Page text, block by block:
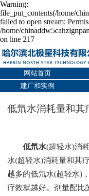
Warning:
file_put_contents(/home/
failed to open stream:
/home/
on line 217
网站首页
建厂和实例
低氘水消耗量和其
低氘水(超轻水)消
水(超轻水)消耗量和其
越多的低氘水(超轻水)
疗效就越好。剂量配比